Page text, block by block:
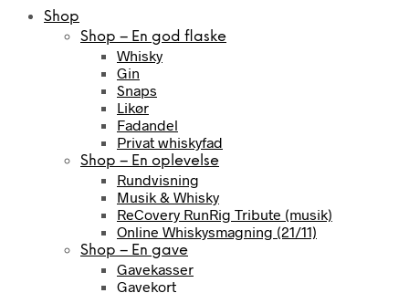
Shop
Shop – En god flaske
Whisky
Gin
Snaps
Likør
Fadandel
Privat whiskyfad
Shop – En oplevelse
Rundvisning
Musik & Whisky
ReCovery RunRig Tribute (musik)
Online Whiskysmagning (21/11)
Shop – En gave
Gavekasser
Gavekort